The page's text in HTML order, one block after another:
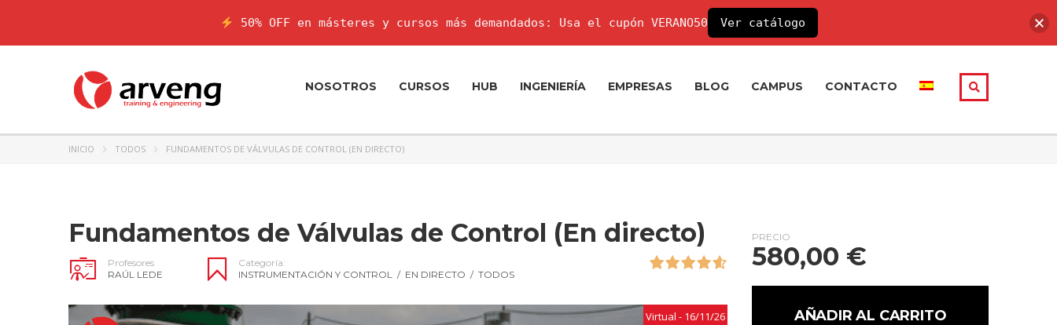
NOSOTROS CURSOS HUB INGENIERÍA EMPRESAS BLOG CAMPUS CONTACTO
INICIO TODOS FUNDAMENTOS DE VÁLVULAS DE CONTROL (EN DIRECTO)
Fundamentos de Válvulas de Control (En directo)
Profesores
RAÚL LEDE
Categoría:
INSTRUMENTACIÓN Y CONTROL / EN DIRECTO / TODOS
Virtual - 16/11/26
PRECIO
580,00 €
AÑADIR AL CARRITO
50% OFF en másteres y cursos más demandados: Usa el cupón VERANO50 Ver catálogo